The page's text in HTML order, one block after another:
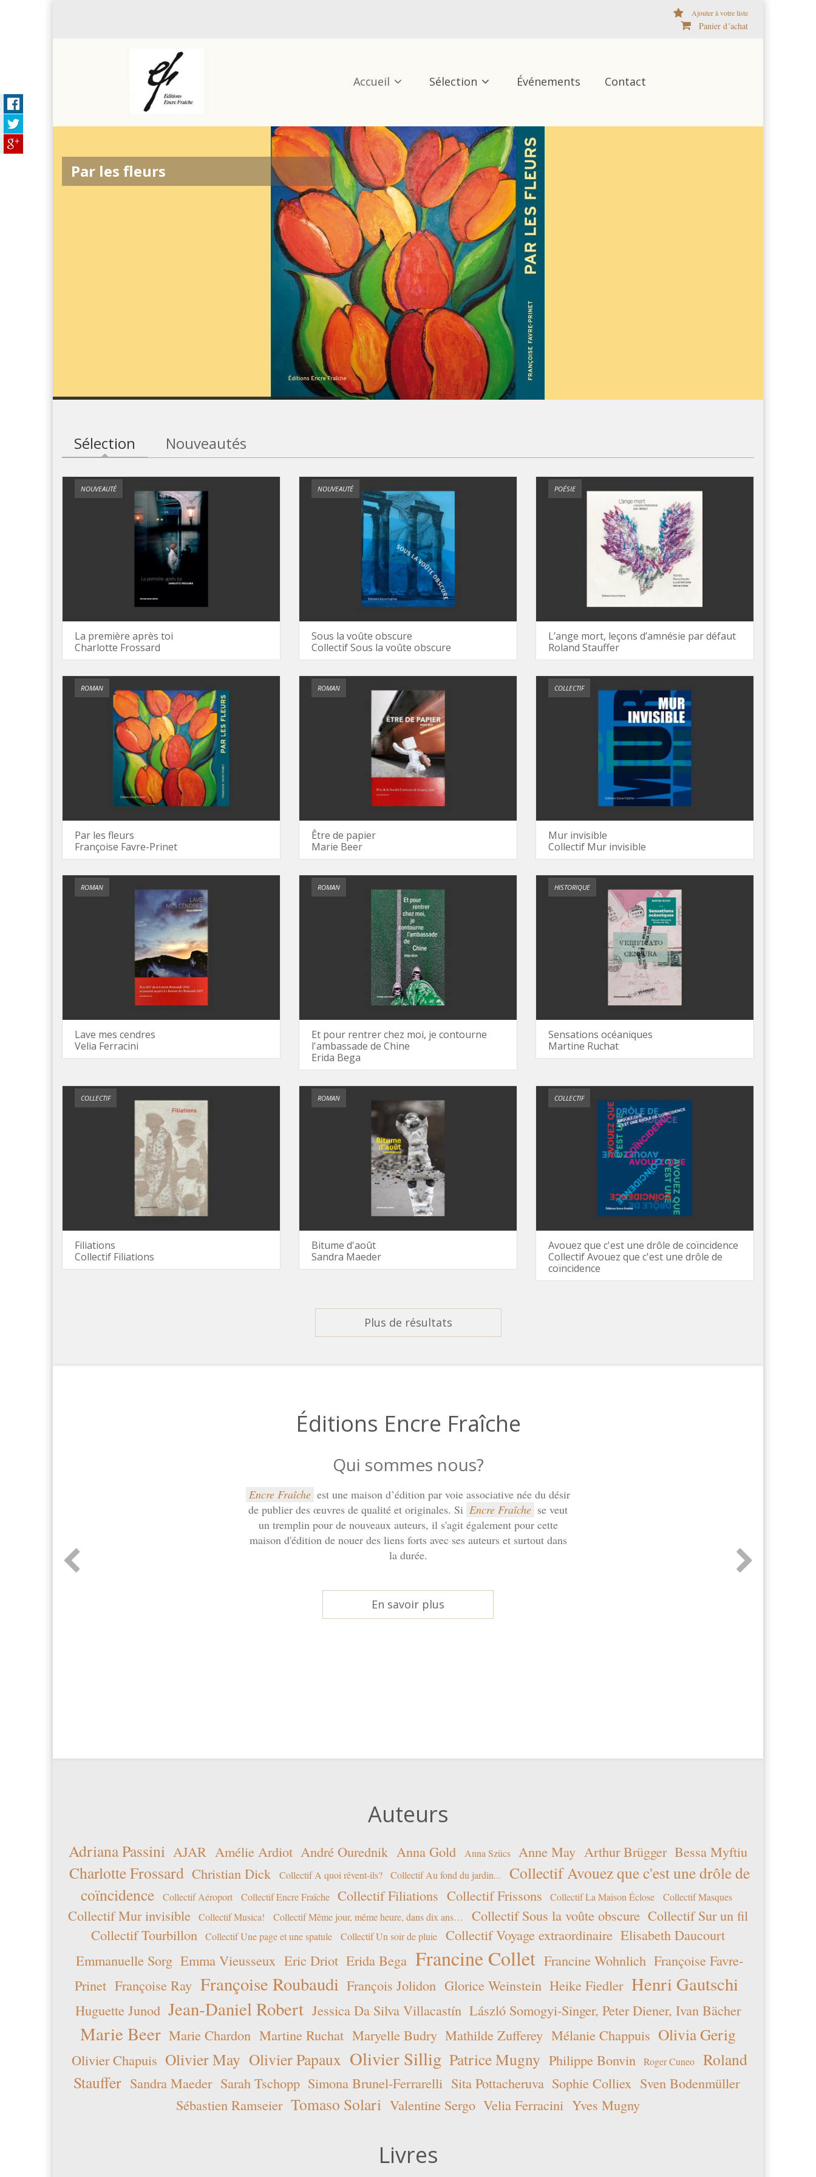
Ajouter à votre liste
Panier d´achat
Accueil Sélection Événements Contact
Par les fleurs
Sélection (onglet actif)
Nouveautés
NOUVEAUTÉ
La première après toi
Charlotte Frossard
NOUVEAUTÉ
Sous la voûte obscure
Collectif Sous la voûte obscure
POÉSIE
L’ange mort, leçons d’amnésie par défaut
Roland Stauffer
ROMAN
Par les fleurs
Françoise Favre-Prinet
ROMAN
Être de papier
Marie Beer
COLLECTIF
Mur invisible
Collectif Mur invisible
ROMAN
Lave mes cendres
Velia Ferracini
ROMAN
Et pour rentrer chez moi, je contourne
l'ambassade de Chine
Erida Bega
HISTORIQUE
Sensations océaniques
Martine Ruchat
COLLECTIF
Filiations
Collectif Filiations
ROMAN
Bitume d'août
Sandra Maeder
COLLECTIF
Avouez que c'est une drôle de coïncidence
Collectif Avouez que c'est une drôle de
coïncidence
Plus de résultats
Éditions Encre Fraîche
Qui sommes nous?
Encre Fraîche est une maison d’édition par voie associative née du désir
de publier des œuvres de qualité et originales. Si Encre Fraîche se veut
un tremplin pour de nouveaux auteurs, il s'agit également pour cette
maison d'édition de nouer des liens forts avec ses auteurs et surtout dans
la durée.
En savoir plus
Auteurs
Adriana Passini AJAR Amélie Ardiot André Ourednik Anna Gold Anna Szücs Anne May Arthur Brügger Bessa Myftiu
Charlotte Frossard Christian Dick Collectif A quoi rêvent-ils? Collectif Au fond du jardin...
Collectif Avouez que c'est une drôle de
coïncidence
Collectif Aéroport Collectif Encre Fraîche Collectif Filiations Collectif Frissons Collectif La Maison Éclose Collectif Masques
Collectif Mur invisible Collectif Musica! Collectif Même jour, même heure, dans dix ans… Collectif Sous la voûte obscure Collectif Sur un fil
Collectif Tourbillon
Collectif Une page et une spatule Collectif Un soir de pluie Collectif Voyage extraordinaire Elisabeth Daucourt
Emmanuelle Sorg Emma Vieusseux Eric Driot Erida Bega Francine Collet Francine Wohnlich Françoise Favre-
Prinet Françoise Ray Françoise Roubaudi François Jolidon Glorice Weinstein Heike Fiedler Henri Gautschi
Huguette Junod Jean-Daniel Robert Jessica Da Silva Villacastín László Somogyi-Singer, Peter Diener, Ivan Bächer
Marie Beer Marie Chardon Martine Ruchat Maryelle Budry Mathilde Zufferey Mélanie Chappuis Olivia Gerig
Olivier Chapuis Olivier May Olivier Papaux Olivier Sillig Patrice Mugny Philippe Bonvin Roger Cuneo
Roland
Stauffer Sandra Maeder Sarah Tschopp Simona Brunel-Ferrarelli Sita Pottacheruva Sophie Colliex Sven Bodenmüller
Sébastien Ramseier Tomaso Solari Valentine Sergo Velia Ferracini Yves Mugny
Livres